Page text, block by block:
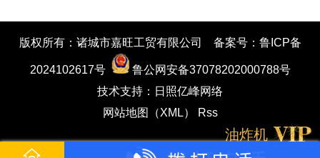
版权所有：诸城市嘉旺工贸有限公司 备案号：鲁ICP备
2024102617号
鲁公网安备37078202000788号
技术支持： 日照亿峰网络
网站地图（XML）
Rss
油炸机